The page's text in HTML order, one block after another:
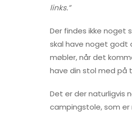
links.”
Der findes ikke
skal have noget godt
møbler, når det
have din stol med på
Det er der naturligvis
campingstole, som